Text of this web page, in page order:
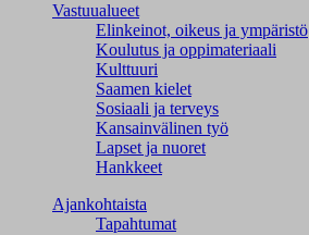
Vastuualueet
Elinkeinot, oikeus ja ympäristö
Koulutus ja oppimateriaali
Kulttuuri
Saamen kielet
Sosiaali ja terveys
Kansainvälinen työ
Lapset ja nuoret
Hankkeet
Ajankohtaista
Tapahtumat